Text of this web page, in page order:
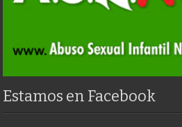
Estamos en Facebook